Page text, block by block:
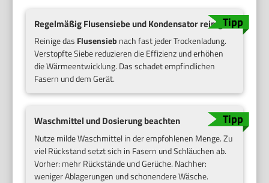
Regelmäßig Flusensiebe und Kondensator reinigen
Reinige das Flusensieb nach fast jeder Trockenladung.
Verstopfte Siebe reduzieren die Effizienz und erhöhen
die Wärmeentwicklung. Das schadet empfindlichen
Fasern und dem Gerät.
Waschmittel und Dosierung beachten
Nutze milde Waschmittel in der empfohlenen Menge. Zu
viel Rückstand setzt sich in Fasern und Schläuchen ab.
Vorher: mehr Rückstände und Gerüche. Nachher:
weniger Ablagerungen und schonendere Wäsche.